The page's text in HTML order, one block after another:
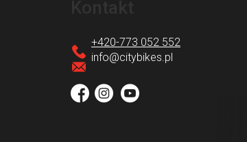
info@citybikes.pl
+420-773 052 552